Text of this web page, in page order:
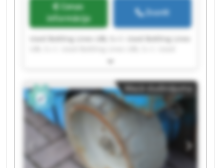
Cenas
informācija
Zvanīt
Used Bottling Lines UBL S.r.l. Used Bottling Lines
Bottling Lines UBL S.r.l. Used Bottling Lines UBL
Lines UBL S.r.l. Used Bottling Lines UBL S.r.l.
Used Bottling Lines UBL S.r.l. Used Bottling Lines
UBL S.r.l. Used Bottling Lines UBL S.r.l. Used
Bottling Lines UBL S.r.l. Used Bottling Lines UBL
S.r.l. Used Bottling Lines UBL S.r.l. Used Bottling
Lines UBL S.r.l. Used Bottling Lines UBL S.r.l.
Used Bottling Lines UBL S.r.l. Used Bottling Lines
UBL S.r.l. Used Bottling Lines UBL S.r.l. Used
Bottling Lines UBL S.r.l.
Mazā sludinājuma